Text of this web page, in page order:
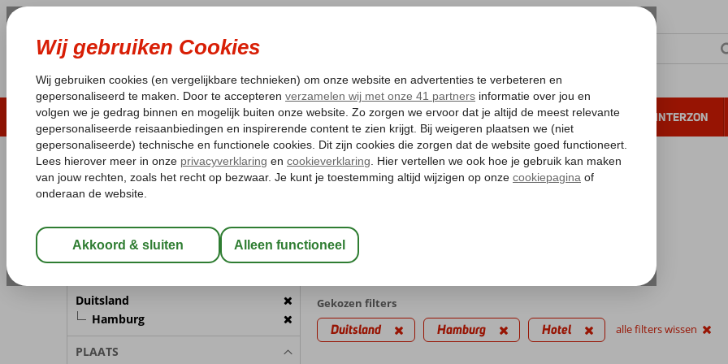
LAST MINUTE ZOMER 2026 ZONVAKANTIE VERRE REIZEN ALL INCLUSIVE WINTERZON
Pakketgarantie Laagsteprijsgarantie* Gratis annuleren*
REISGEZELSCHAP
Wijzig Reisgezelschap
Duitsland
Hamburg
PLAATS
Hamburg
met Hotel
Gekozen filters
Duitsland Hamburg Hotel alle filters wissen